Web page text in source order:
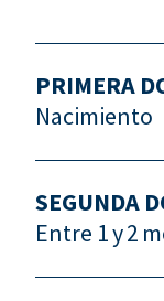
PRIMERA
Nacimiento
SEGUNDA
Entre 1 y 2